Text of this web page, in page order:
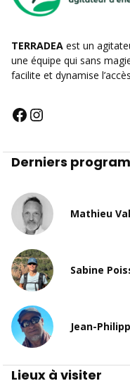
TERRADEA est un
une équipe qui sans
facilite et dynamise
Derniers
Mathieu
Sabine
Jean-
Lieux à visiter